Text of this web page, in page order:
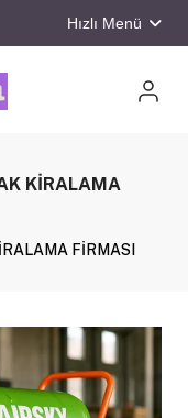
Hızlı Menü
KİRALAMA
FİRMASI